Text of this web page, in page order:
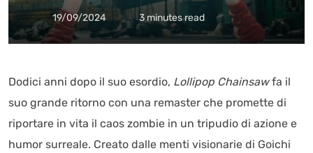
19/09/2024 3 minutes read
Dodici anni dopo il suo esordio, Lollipop Chainsawfa il
suo grande ritorno con una remaster che promette di
riportare in vita il caos zombie in un tripudio di azione e
humor surreale. Creato dalle menti visionarie di Goichi